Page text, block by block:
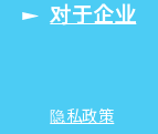
对于企业
隐私政策